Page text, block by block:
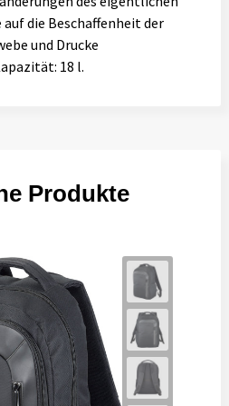
die Beschaffenheit der
und Drucke
18 l.
Produkte